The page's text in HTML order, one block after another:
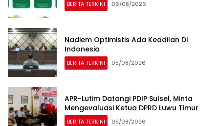
BERITA TERKINI 06/08/2026
Nadiem Optimistis Ada Keadilan Di
Indonesia
BERITA TERKINI 05/08/2026
APR-Lutim Datangi PDIP Sulsel, Minta
Mengevaluasi Ketua DPRD Luwu Timur
BERITA TERKINI 05/08/2026